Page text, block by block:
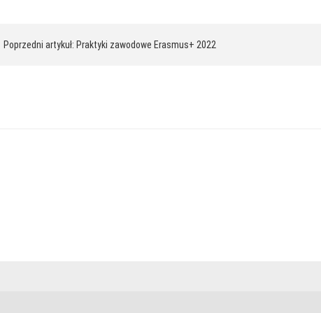
Poprzedni artykuł: Praktyki zawodowe Erasmus+ 2022